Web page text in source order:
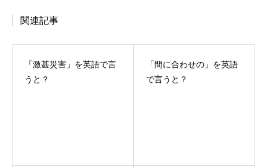
関連記事
「激甚災害」を英語で言
うと？
「間に合わせの」を英語
で言うと？